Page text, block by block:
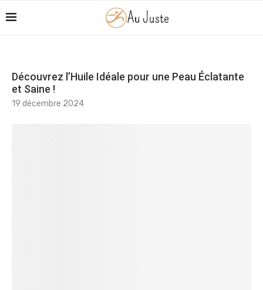
Découvrez l’Huile Idéale pour une Peau Éclatante
et Saine !
19 décembre 2024